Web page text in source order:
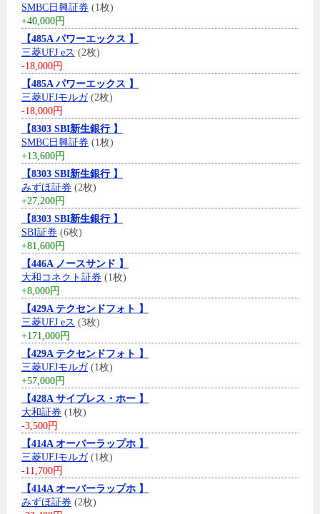
SMBC日興証券 (1枚)
+40,000円
【485A パワーエックス 】
三菱UFJ eス (2枚)
-18,000円
【485A パワーエックス 】
三菱UFJモルガ(2枚)
-18,000円
【8303 SBI新生銀行 】
SMBC日興証券 (1枚)
+13,600円
【8303 SBI新生銀行 】
みずほ証券 (2枚)
+27,200円
【8303 SBI新生銀行 】
SBI証券 (6枚)
+81,600円
【446A ノースサンド 】
大和コネクト証券 (1枚)
+8,000円
【429A テクセンドフォト 】
三菱UFJ eス (3枚)
+171,000円
【429A テクセンドフォト 】
三菱UFJモルガ(1枚)
+57,000円
【428A サイプレス・ホー 】
大和証券 (1枚)
-3,500円
【414A オーバーラップホ 】
三菱UFJモルガ(1枚)
-11,700円
【414A オーバーラップホ 】
みずほ証券 (2枚)